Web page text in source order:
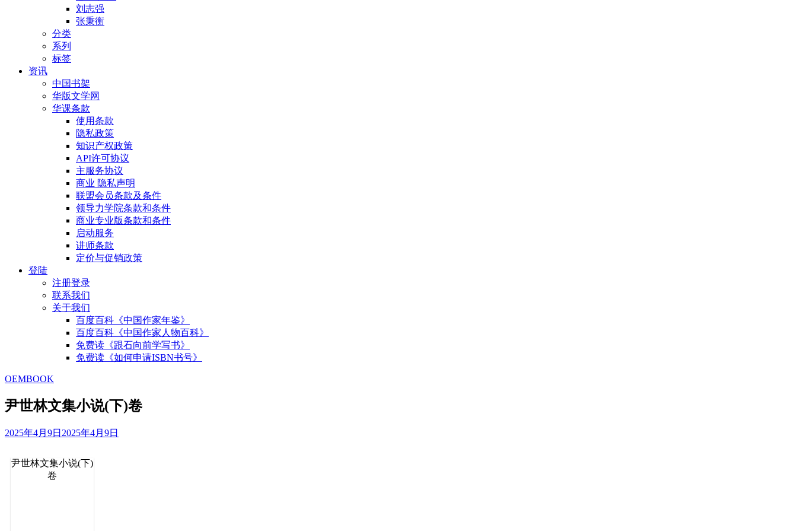
刘志强
张秉衡
分类
系列
标签
资讯
中国书架
华版文学网
华课条款
使用条款
隐私政策
知识产权政策
API许可协议
主服务协议
商业 隐私声明
联盟会员条款及条件
领导力学院条款和条件
商业专业版条款和条件
启动服务
讲师条款
定价与促销政策
登陆
注册登录
联系我们
关于我们
百度百科《中国作家年鉴》
百度百科《中国作家人物百科》
免费读《跟石向前学写书》
免费读《如何申请ISBN书号》
OEMBOOK
尹世林文集小说(下)卷
2025年4月9日 2025年4月9日
尹世林文集小说(下)
卷